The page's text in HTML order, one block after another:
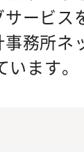
ービス
務所ネ
ます。